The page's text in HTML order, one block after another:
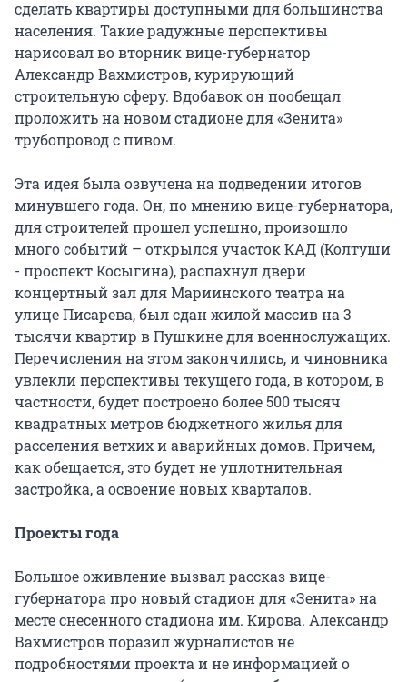
сделать квартиры доступными для большинства
населения. Такие радужные перспективы
нарисовал во вторник вице-губернатор
Александр Вахмистров, курирующий
строительную сферу. Вдобавок он пообещал
проложить на новом стадионе для «Зенита»
трубопровод с пивом.
Эта идея была озвучена на подведении итогов
минувшего года. Он, по мнению вице-губернатора,
для строителей прошел успешно, произошло
много событий – открылся участок КАД (Колтуши
- проспект Косыгина), распахнул двери
концертный зал для Мариинского театра на
улице Писарева, был сдан жилой массив на 3
тысячи квартир в Пушкине для военнослужащих.
Перечисления на этом закончились, и чиновника
увлекли перспективы текущего года, в котором, в
частности, будет построено более 500 тысяч
квадратных метров бюджетного жилья для
расселения ветхих и аварийных домов. Причем,
как обещается, это будет не уплотнительная
застройка, а освоение новых кварталов.
Проекты года
Большое оживление вызвал рассказ вице-
губернатора про новый стадион для «Зенита» на
месте снесенного стадиона им. Кирова. Александр
Вахмистров поразил журналистов не
подробностями проекта и не информацией о